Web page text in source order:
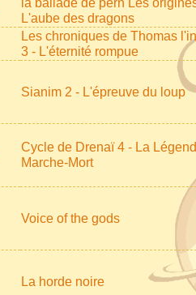
la ballade de pern Les
L'aube des dragons
Les chroniques de Thomas
3 - L'éternité rompue
Sianim 2 - L'épreuve du loup
Cycle de Drenaï 4 - La
Marche-Mort
Voice of the gods
La horde noire